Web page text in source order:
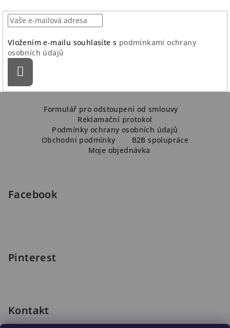
Vložením e-mailu souhlasíte s podmínkami ochrany
osobních údajů
Formulář pro odstoupení od smlouvy
Reklamační protokol
Podmínky ochrany osobních údajů
Obchodní podmínky
B2B spolupráce
Moje objednávka
Facebook
Pinterest
Kontakt